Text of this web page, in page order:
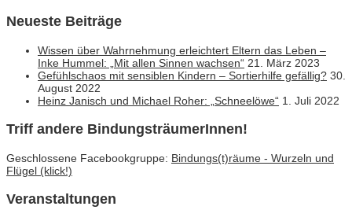
Neueste Beiträge
Wissen über Wahrnehmung erleichtert Eltern das Leben –
Inke Hummel: „Mit allen Sinnen wachsen“ 21. März 2023
Gefühlschaos mit sensiblen Kindern – Sortierhilfe gefällig? 30.
August 2022
Heinz Janisch und Michael Roher: „Schneelöwe“ 1. Juli 2022
Triff andere BindungsträumerInnen!
Geschlossene Facebookgruppe: Bindungs(t)räume - Wurzeln und
Flügel (klick!)
Veranstaltungen